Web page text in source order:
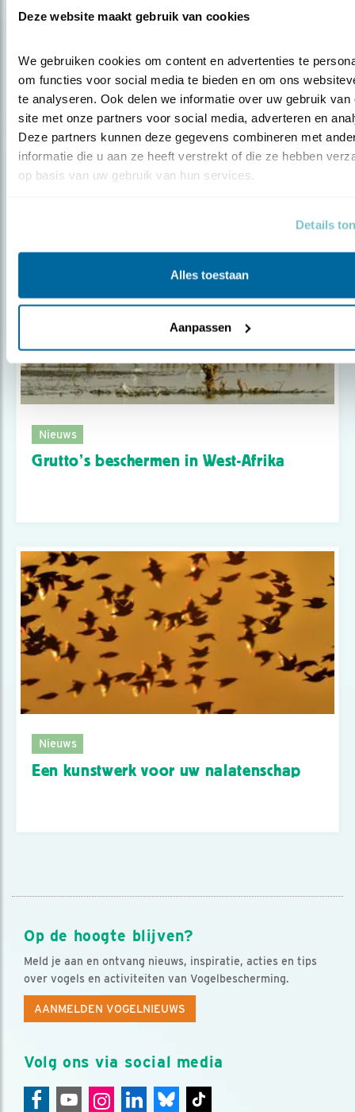
Deze website maakt gebruik van cookies
We gebruiken cookies om content en advertenties te
om functies voor social media te bieden en om ons
te analyseren. Ook delen we informatie over uw gebruik van
site met onze partners voor social media, adverteren en
Deze partners kunnen deze gegevens combineren met
informatie die u aan ze heeft verstrekt of die ze hebben
op basis van uw gebruik van hun services.
Details
Alles toestaan
Aanpassen
Nieuws
Nieuwe vogels in Erezwerm
Nieuws
Grutto’s beschermen in West-Afrika
Nieuws
Een kunstwerk voor uw nalatenschap
Op de hoogte blijven?
Meld je aan en ontvang nieuws, inspiratie, acties en tips
over vogels en activiteiten van Vogelbescherming.
AANMELDEN VOGELNIEUWS
Volg ons via social media